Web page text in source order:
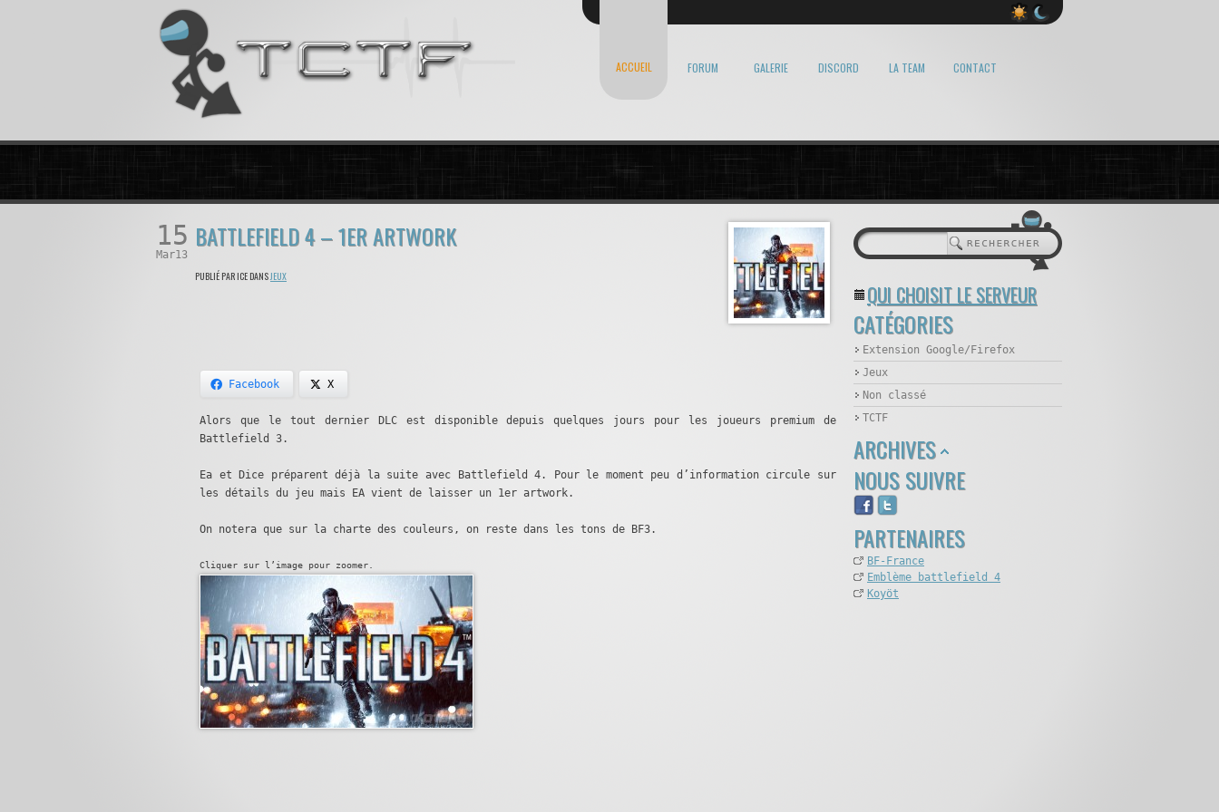
ACCUEIL FORUM GALERIE DISCORD LA TEAM CONTACT
15
Mar13
BATTLEFIELD 4 – 1ER ARTWORK
PUBLIÉ PAR ICE DANSJEUX
Facebook X
Alors que le tout dernier DLC est disponible depuis quelques jours pour les joueurs premium de
Battlefield 3.
Ea et Dice préparent déjà la suite avec Battlefield 4. Pour le moment peu d’information circule sur
les détails du jeu mais EA vient de laisser un 1er artwork.
On notera que sur la charte des couleurs, on reste dans les tons de BF3.
Cliquer sur l’image pour zoomer.
QUI CHOISIT LE SERVEUR
CATÉGORIES
Extension Google/Firefox
Jeux
Non classé
TCTF
ARCHIVES
NOUS SUIVRE
PARTENAIRES
BF-France
Emblème battlefield 4
Koyöt